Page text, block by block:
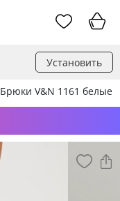
Установить
Брюки V&N 1161 белые